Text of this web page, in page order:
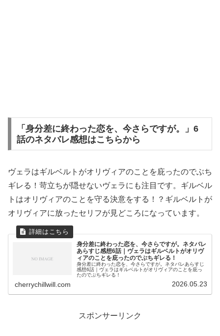
「身分差に終わった恋を、今さらですが。」6
話のネタバレ感想はこちらから
ヴェラはギルベルトがオリヴィアのことを庇ったのでぶち
ギレる！苛立ちが隠せないヴェラにも注目です。ギルベル
トはオリヴィアのことを守る決意をする！？ギルベルトが
オリヴィアに放ったセリフが見どころになっています。
身分差に終わった恋を、今さらですが。ネタバレ
あらすじ感想6話｜ヴェラはギルベルトがオリヴ
ィアのことを庇ったのでぶちギレる！
身分差に終わった恋を、今さらですが。ネタバレあらすじ
感想6話｜ヴェラはギルベルトがオリヴィアのことを庇っ
たのでぶちギレる！
cherrychillwill.com 2026.05.23
スポンサーリンク